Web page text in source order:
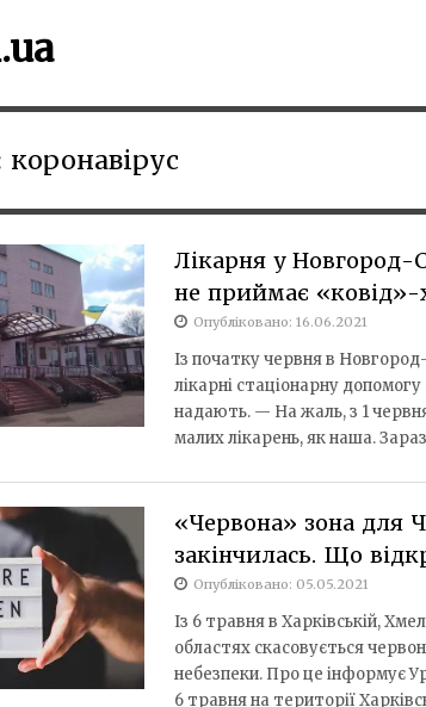
коронавірус
Лікарня у Новгород-
не приймає «ковід»-
Опубліковано: 16.06.2021
Із початку червня в Новгород-
лікарні стаціонарну
надають. — На жаль, з 1
малих лікарень, як наша.
«Червона» зона для
закінчилась. Що
Опубліковано: 05.05.2021
Із 6 травня в Харківській,
областях скасовується
небезпеки. Про це інформує
6 травня на території